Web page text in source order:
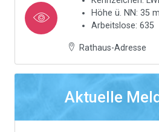
Höhe ü. NN: 35 m
Arbeitslose: 635
Rathaus-Adresse
Aktuelle